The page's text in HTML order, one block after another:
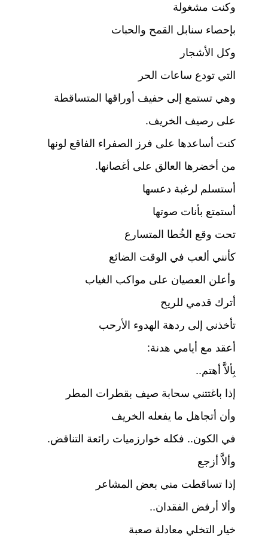
وكنت مشغولة
بإحصاء سنابل القمح والحبات
وكل الأشجار
التي تودع ساعات الحر
وهي تستمع إلى حفيف أوراقها المتساقطة
على رصيف الخريف.
كنت أساعدها على فرز الصفراء الفاقع لونها
من أخضرها العالق على أغصانها.
أستسلم لرغبة دعسها
أستمتع بأنات صوتها
تحت وقع الخُطا المتسارع
كأنني ألعب في الوقت الضائع
وأعلن العصيان على مواكب الغياب
أترك قدمي للريح
تأخذني إلى ردهة الهدوء الأرحب
أعقد مع أيامي هدنة:
بِألاَّ أهتم..
إذا باغتتني سحابة صيف بقطرات المطر
وأن أتجاهل ما يفعله الخريف
في الكون.. فكله خوارزميات رائعة التناقض.
وألاَّ أزجع
إذا تساقطت مني بعض المشاعر
وألا أرفض الفقدان..
خيار التخلي معادلة صعبة